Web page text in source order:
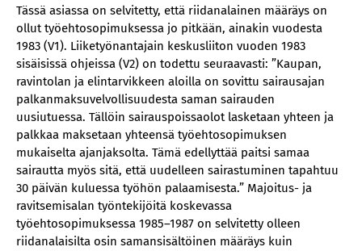
Tässä asiassa on selvitetty, että riidanalainen määräys on
ollut työehtosopimuksessa jo pitkään, ainakin vuodesta
1983 (V1). Liiketyönantajain keskusliiton vuoden 1983
sisäisissä ohjeissa (V2) on todettu seuraavasti: ”Kaupan,
ravintolan ja elintarvikkeen aloilla on sovittu sairausajan
palkanmaksuvelvollisuudesta saman sairauden
uusiutuessa. Tällöin sairauspoissaolot lasketaan yhteen ja
palkkaa maksetaan yhteensä työehtosopimuksen
mukaiselta ajanjaksolta. Tämä edellyttää paitsi samaa
sairautta myös sitä, että uudelleen sairastuminen tapahtuu
30 päivän kuluessa työhön palaamisesta.” Majoitus- ja
ravitsemisalan työntekijöitä koskevassa
työehtosopimuksessa 1985–1987 on selvitetty olleen
riidanalaisilta osin samansisältöinen määräys kuin